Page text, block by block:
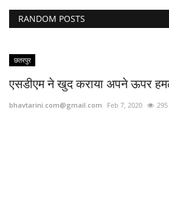
RANDOM POSTS
छतरपुर
एसडीएम ने खुद कराया अपने ऊपर
bhavtarini.com@gmail.com Feb 7, 2020 295